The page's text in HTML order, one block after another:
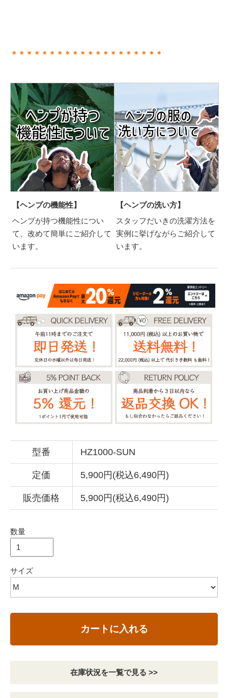
＊＊＊＊＊＊＊＊＊＊＊＊＊＊＊＊＊＊＊＊
【ヘンプの機能性】
ヘンプが持つ機能性につい
て、改めて簡単にご紹介して
います。
【ヘンプの洗い方】
スタッフだいきの洗濯方法を
実例に挙げながらご紹介して
います。
型番 HZ1000-SUN
定価 5,900円(税込6,490円)
販売価格 5,900円(税込6,490円)
数量
サイズ
カートに入れる
在庫状況を一覧で見る >>